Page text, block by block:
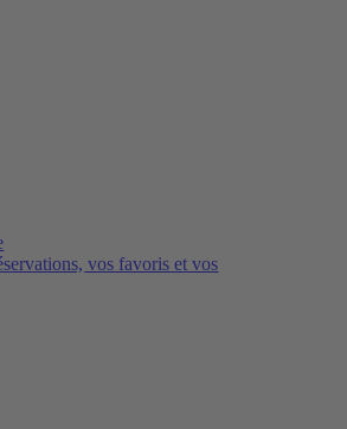
vos favoris et vos